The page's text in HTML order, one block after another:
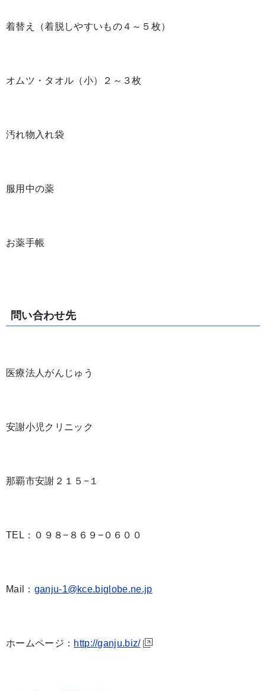
着替え（着脱しやすいもの４～５枚）
オムツ・タオル（小）２～３枚
汚れ物入れ袋
服用中の薬
お薬手帳
問い合わせ先
医療法人がんじゅう
安謝小児クリニック
那覇市安謝２１５−１
TEL：０９８−８６９−０６００
Mail： ganju-1@kce.biglobe.ne.jp
ホームページ： http://ganju.biz/